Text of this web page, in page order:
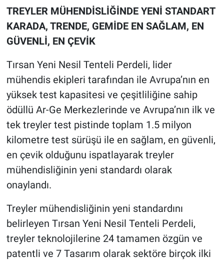
TREYLER MÜHENDİSLİĞİNDE YENİ STANDART
KARADA, TRENDE, GEMİDE EN SAĞLAM, EN
GÜVENLİ, EN ÇEVİK
Tırsan Yeni Nesil Tenteli Perdeli, lider
mühendis ekipleri tarafından ile Avrupa’nın en
yüksek test kapasitesi ve çeşitliliğine sahip
ödüllü Ar-Ge Merkezlerinde ve Avrupa’nın ilk ve
tek treyler test pistinde toplam 1.5 milyon
kilometre test sürüşü ile en sağlam, en güvenli,
en çevik olduğunu ispatlayarak treyler
mühendisliğinin yeni standardı olarak
onaylandı.
Treyler mühendisliğinin yeni standardını
belirleyen Tırsan Yeni Nesil Tenteli Perdeli,
treyler teknolojilerine 24 tamamen özgün ve
patentli ve 7 Tasarım olarak sektöre birçok ilki